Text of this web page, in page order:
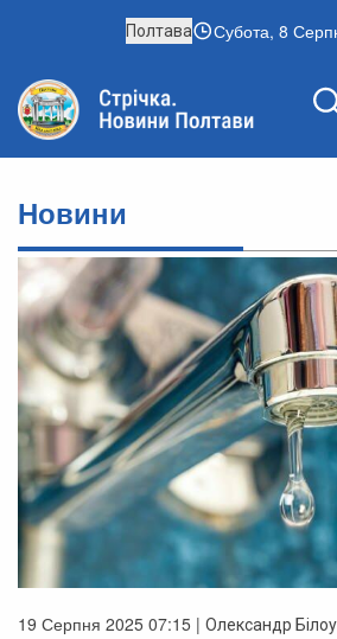
Полтава Субота, 8
Новини
19 Серпня 2025 07:15 | Олександр